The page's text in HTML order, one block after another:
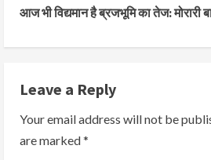
आज भी विद्यमान है ब्रजभूमि का तेज: मोरारी
Leave a Reply
Your email address will not be
are marked*